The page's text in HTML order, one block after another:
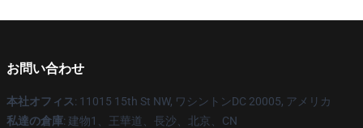
お問い合わせ
本社オフィス: 11015 15th St NW, ワシントンDC 20005, アメリカ
私達の倉庫: 建物1、王華道、長沙、北京、CN